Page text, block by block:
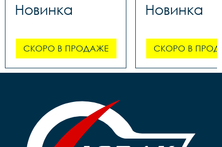
Новинка
СКОРО В ПРОДАЖЕ
Новинка
СКОРО В